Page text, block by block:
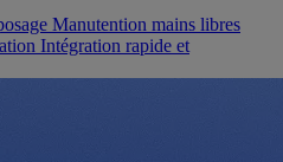
Manutention mains libres
Intégration rapide et